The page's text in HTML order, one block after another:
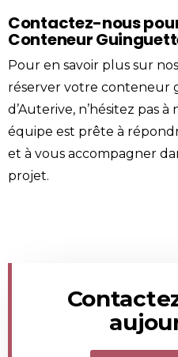
Contactez-nous
Conteneur
Pour en savoir plus sur
réserver votre conteneur
d’Auterive, n’hésitez pas
équipe est prête à
et à vous accompagner
projet.